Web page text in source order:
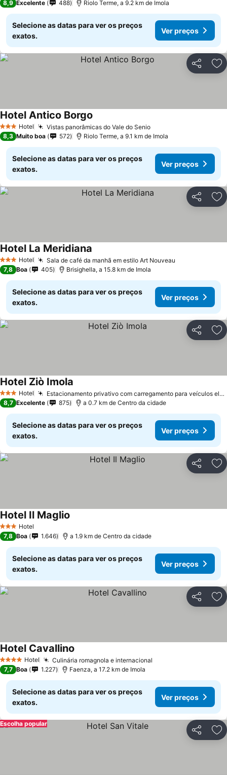
8,9 Excelente 488 Riolo Terme, a 9.2 km de Imola
Selecione as datas para ver os preços
exatos.
Ver preços
Partilhar
3 EstrelasHotel Vistas panorâmicas do Vale do Senio
Hotel Antico Borgo
8,3 Muito boa 572 Riolo Terme, a 9.1 km de Imola
Selecione as datas para ver os preços
exatos.
Ver preços
Partilhar
3 EstrelasHotel Sala de café da manhã em estilo Art Nouveau
Hotel La Meridiana
7,8 Boa 405 Brisighella, a 15.8 km de Imola
Selecione as datas para ver os preços
exatos.
Ver preços
Partilhar
3 EstrelasHotel Estacionamento privativo com carregamento para veículos elétricos
Hotel Ziò Imola
8,7 Excelente 875 a 0.7 km de Centro da cidade
Selecione as datas para ver os preços
exatos.
Ver preços
Partilhar
3 EstrelasHotel
Hotel Il Maglio
7,8 Boa 1.646 a 1.9 km de Centro da cidade
Selecione as datas para ver os preços
exatos.
Ver preços
Partilhar
4 EstrelasHotel Culinária romagnola e internacional
Hotel Cavallino
7,7 Boa 1.227 Faenza, a 17.2 km de Imola
Selecione as datas para ver os preços
exatos.
Ver preços
Partilhar
Escolha popular